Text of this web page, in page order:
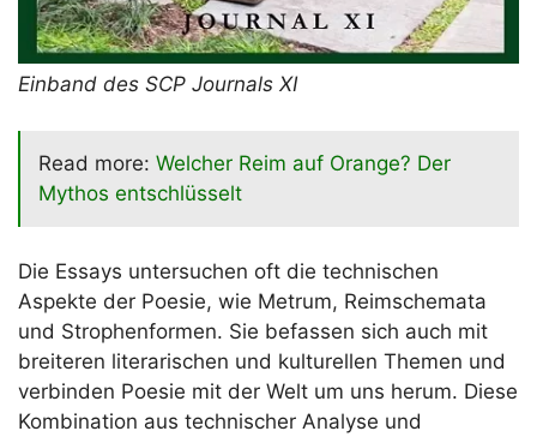
Einband des SCP Journals XI
Read more: Welcher Reim auf Orange? Der
Mythos entschlüsselt
Die Essays untersuchen oft die technischen
Aspekte der Poesie, wie Metrum, Reimschemata
und Strophenformen. Sie befassen sich auch mit
breiteren literarischen und kulturellen Themen und
verbinden Poesie mit der Welt um uns herum. Diese
Kombination aus technischer Analyse und